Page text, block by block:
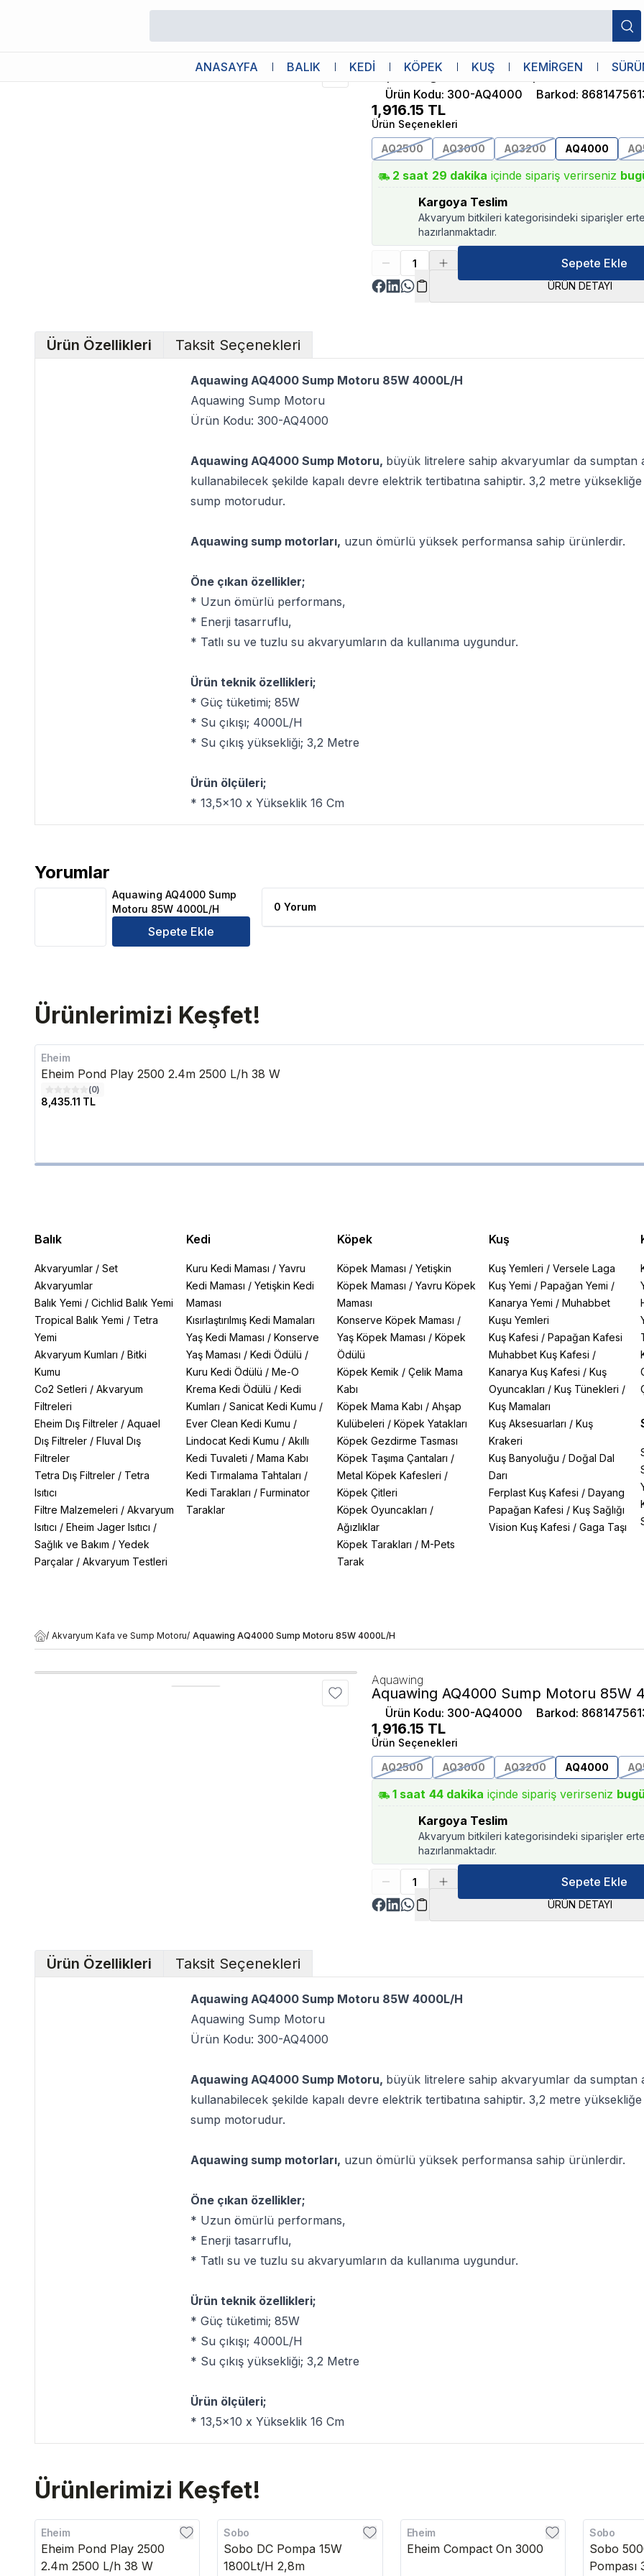
ANASAYFA BALIK KEDİ KÖPEK KUŞ KEMİRGEN
Aquawing
Aquawing AQ4000 Sump Motoru 85W
Ürün Kodu: 300-AQ4000 Barkod:
1,916.15 TL
Ürün Seçenekleri
AQ2500
AQ3000 AQ3200 AQ4000
2 saat 29 dakika içinde sipariş verirseniz
Kargoya Teslim
Akvaryum bitkileri kategorisindeki siparişler
hazırlanmaktadır.
Sepete Ekle
ÜRÜN DETAYI
Ürün Özellikleri Taksit Seçenekleri
Aquawing AQ4000 Sump Motoru 85W 4000L/H
Aquawing Sump Motoru
Ürün Kodu: 300-AQ4000
Aquawing AQ4000 Sump Motoru, büyük litrelere sahip akvaryumlar da sumptan
kullanabilecek şekilde kapalı devre elektrik tertibatına sahiptir. 3,2 metre
sump motorudur.
Aquawing sump motorları, uzun ömürlü yüksek performansa sahip ürünlerdir.
Öne çıkan özellikler;
* Uzun ömürlü performans,
* Enerji tasarruflu,
* Tatlı su ve tuzlu su akvaryumların da kullanıma uygundur.
Ürün teknik özellikleri;
* Güç tüketimi; 85W
* Su çıkışı; 4000L/H
* Su çıkış yüksekliği; 3,2 Metre
Ürün ölçüleri;
* 13,5x10 x Yükseklik 16 Cm
Yorumlar
Aquawing AQ4000 Sump Motoru 85W 4000L/H Ürün Yorumları
Aquawing AQ4000 Sump
Motoru 85W 4000L/H
Sepete Ekle
0 Yorum
Ürünlerimizi Keşfet!
Eheim
Eheim Pond Play 2500 2.4m 2500 L/h 38 W
(0)
8,435.11 TL
Balık
Akvaryumlar / Set
Akvaryumlar
Balık Yemi / Cichlid Balık Yemi
Tropical Balık Yemi / Tetra
Yemi
Akvaryum Kumları / Bitki
Kumu
Co2 Setleri / Akvaryum
Filtreleri
Eheim Dış Filtreler / Aquael
Dış Filtreler / Fluval Dış
Filtreler
Tetra Dış Filtreler / Tetra
Isıtıcı
Filtre Malzemeleri / Akvaryum
Isıtıcı / Eheim Jager Isıtıcı /
Sağlık ve Bakım / Yedek
Parçalar / Akvaryum Testleri
Kedi
Kuru Kedi Maması / Yavru
Kedi Maması / Yetişkin Kedi
Maması
Kısırlaştırılmış Kedi Mamaları
Yaş Kedi Maması / Konserve
Yaş Maması / Kedi Ödülü /
Kuru Kedi Ödülü / Me-O
Krema Kedi Ödülü / Kedi
Kumları / Sanicat Kedi Kumu /
Ever Clean Kedi Kumu /
Lindocat Kedi Kumu / Akıllı
Kedi Tuvaleti / Mama Kabı
Kedi Tırmalama Tahtaları /
Kedi Tarakları / Furminator
Taraklar
Köpek
Köpek Maması /Yetişkin
Köpek Maması /Yavru Köpek
Maması
Konserve Köpek Maması /
Yaş Köpek Maması /Köpek
Ödülü
Köpek Kemik /Çelik Mama
Kabı
Köpek Mama Kabı /Ahşap
Kulübeleri /Köpek Yatakları
Köpek Gezdirme Tasması
Köpek Taşıma Çantaları /
Metal Köpek Kafesleri /
Köpek Çitleri
Köpek Oyuncakları /
Ağızlıklar
Köpek Tarakları /M-Pets
Tarak
Kuş
Kuş Yemleri / Versele Laga
Kuş Yemi / Papağan Yemi /
Kanarya Yemi / Muhabbet
Kuşu Yemleri
Kuş Kafesi / Papağan Kafesi
Muhabbet Kuş Kafesi /
Kanarya Kuş Kafesi / Kuş
Oyuncakları / Kuş Tünekleri /
Kuş Mamaları
Kuş Aksesuarları / Kuş
Krakeri
Kuş Banyoluğu / Doğal Dal
Darı
Ferplast Kuş Kafesi / Dayang
Papağan Kafesi / Kuş Sağlığı
Vision Kuş Kafesi / Gaga Taşı
/ Akvaryum Kafa ve Sump Motoru/ Aquawing AQ4000 Sump Motoru 85W 4000L/H
Aquawing
Aquawing AQ4000 Sump Motoru 85W
Ürün Kodu: 300-AQ4000 Barkod:
1,916.15 TL
Ürün Seçenekleri
AQ2500
AQ3000 AQ3200 AQ4000
1 saat 44 dakika içinde sipariş verirseniz
Kargoya Teslim
Akvaryum bitkileri kategorisindeki siparişler
hazırlanmaktadır.
Sepete Ekle
ÜRÜN DETAYI
Ürün Özellikleri Taksit Seçenekleri
Aquawing AQ4000 Sump Motoru 85W 4000L/H
Aquawing Sump Motoru
Ürün Kodu: 300-AQ4000
Aquawing AQ4000 Sump Motoru, büyük litrelere sahip akvaryumlar da sumptan
kullanabilecek şekilde kapalı devre elektrik tertibatına sahiptir. 3,2 metre
sump motorudur.
Aquawing sump motorları, uzun ömürlü yüksek performansa sahip ürünlerdir.
Öne çıkan özellikler;
* Uzun ömürlü performans,
* Enerji tasarruflu,
* Tatlı su ve tuzlu su akvaryumların da kullanıma uygundur.
Ürün teknik özellikleri;
* Güç tüketimi; 85W
* Su çıkışı; 4000L/H
* Su çıkış yüksekliği; 3,2 Metre
Ürün ölçüleri;
* 13,5x10 x Yükseklik 16 Cm
Ürünlerimizi Keşfet!
Eheim
Eheim Pond Play 2500
2.4m 2500 L/h 38 W
Sobo
Sobo DC Pompa 15W
1800Lt/H 2,8m
Eheim
Eheim Compact On 3000
Sobo
Sobo